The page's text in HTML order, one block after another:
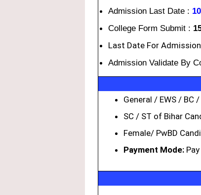
Admission Last Date :
College Form Submit :
Last Date For
Admission Validate By
General / EWS / BC /
SC / ST of Bihar
Female/ PwBD
Payment Mode: